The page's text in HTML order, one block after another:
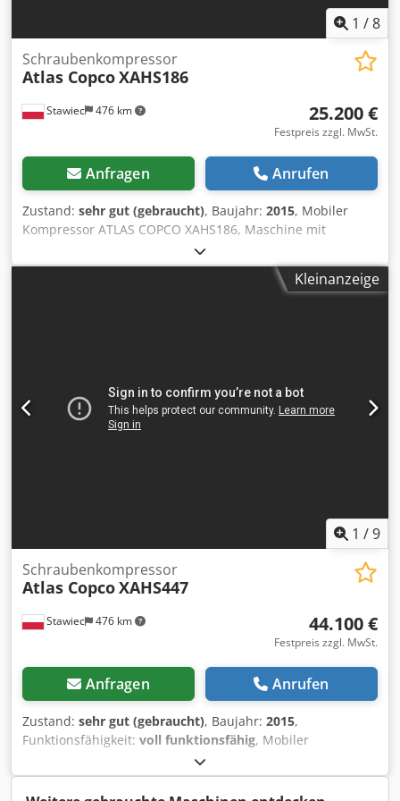
1 /8
Stawiec 476 km
Schraubenkompressor
Atlas CopcoXAHS186
25.200 €
Festpreis zzgl. MwSt.
Anfragen Anrufen
Zustand: sehr gut (gebraucht), Baujahr: 2015, Mobiler
Kompressor ATLAS COPCO XAHS186, Maschine mit
Endkühler, nach vollständiger Wartung. Technische Daten:
Leistung: 10,50 m³/min; Betriebsdruck: 12 bar; Baujahr:
2015; Motor: DEUTZ, 104 kW Betriebsstunden: 2016 h Der
Videos. Credpfx Ajzk Amxom Hef
Kleinanzeige
1 /9
Stawiec 476 km
Schraubenkompressor
Atlas CopcoXAHS447
44.100 €
Festpreis zzgl. MwSt.
Anfragen Anrufen
Zustand: sehr gut (gebraucht), Baujahr: 2015,
Funktionsfähigkeit: voll funktionsfähig, Mobiler
Kompressor ATLAS COPCO XAHS447 STAGE3 mit
Nachkühler, nach Komplettservice Technische Daten:
Leistung: 26,6 m3/min; Betriebsdruck: 12 bar; Baujahr: